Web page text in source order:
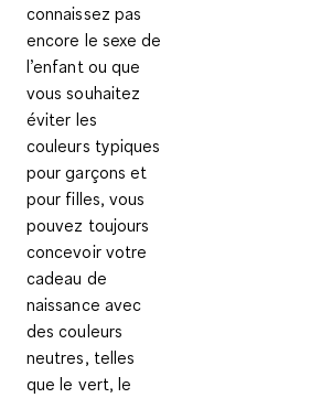
connaissez pas
encore le sexe de
l’enfant ou que
vous souhaitez
éviter les
couleurs typiques
pour garçons et
pour filles, vous
pouvez toujours
concevoir votre
cadeau de
naissance avec
des couleurs
neutres, telles
que le vert, le